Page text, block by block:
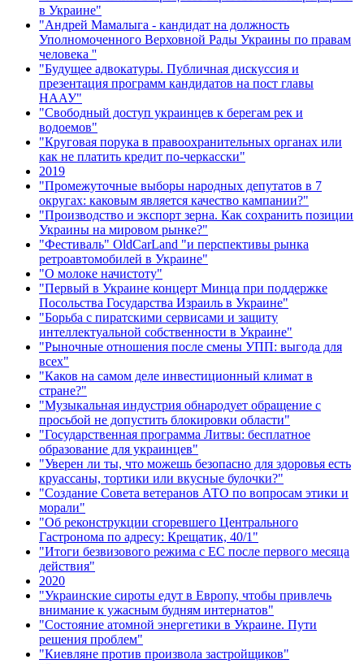
в Украине"
"Андрей Мамалыга - кандидат на должность
Уполномоченного Верховной Рады Украины по правам
человека ''
"Будущее адвокатуры. Публичная дискуссия и
презентация программ кандидатов на пост главы
НААУ"
"Свободный доступ украинцев к берегам рек и
водоемов"
"Круговая порука в правоохранительных органах или
как не платить кредит по-черкасски"
2019
"Промежуточные выборы народных депутатов в 7
округах: каковым является качество кампании?"
"Производство и экспорт зерна. Как сохранить позиции
Украины на мировом рынке?"
"Фестиваль" OldCarLand "и перспективы рынка
ретроавтомобилей в Украине"
"О молоке начистоту"
"Первый в Украине концерт Минца при поддержке
Посольства Государства Израиль в Украине"
"Борьба с пиратскими сервисами и защиту
интеллектуальной собственности в Украине"
"Рыночные отношения после смены УПП: выгода для
всех"
"Каков на самом деле инвестиционный климат в
стране?"
"Музыкальная индустрия обнародует обращение с
просьбой не допустить блокировки области"
"Государственная программа Литвы: бесплатное
образование для украинцев"
"Уверен ли ты, что можешь безопасно для здоровья есть
круассаны, тортики или вкусные булочки?"
"Создание Совета ветеранов АТО по вопросам этики и
морали"
"Об реконструкции сгоревшего Центрального
Гастронома по адресу: Крещатик, 40/1"
"Итоги безвизового режима с ЕС после первого месяца
действия"
2020
"Украинские сироты едут в Европу, чтобы привлечь
внимание к ужасным будням интернатов"
"Состояние атомной энергетики в Украине. Пути
решения проблем"
"Киевляне против произвола застройщиков"